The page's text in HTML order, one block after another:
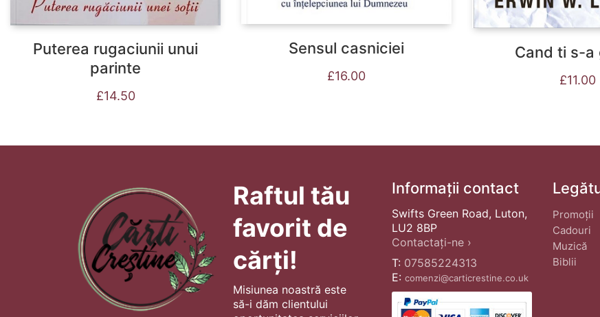
Puterea rugaciunii unui
parinte
£14.50
Sensul casniciei
£16.00
Cand ti s-a
£11.00
Raftul tău
favorit de
cărți!
Misiunea noastră este
să-i dăm clientului
Informații contact
Swifts Green Road, Luton,
LU2 8BP
Contactați-ne ›
T: 07585224313
E: comenzi@carticrestine.co.uk
Promoții
Cadouri
Muzică
Biblii